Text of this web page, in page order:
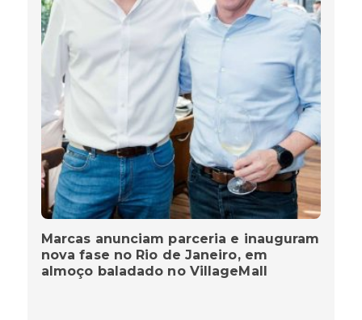
Marcas anunciam parceria e inauguram
nova fase no Rio de Janeiro, em
almoço baladado no VillageMall